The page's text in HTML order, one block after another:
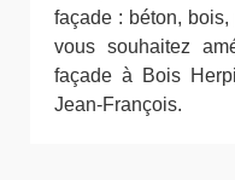
façade : béton,
vous souhaitez
façade à Bois
Jean-François.